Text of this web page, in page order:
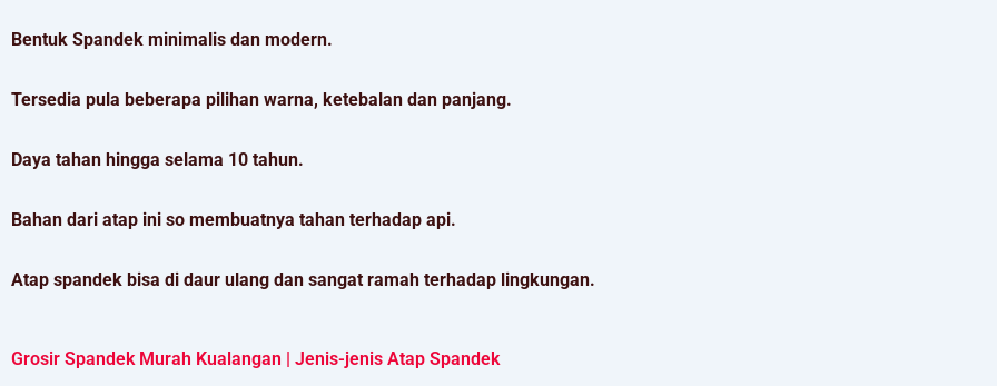
Bentuk Spandek minimalis dan modern.
Tersedia pula beberapa pilihan warna, ketebalan dan panjang.
Daya tahan hingga selama 10 tahun.
Bahan dari atap ini so membuatnya tahan terhadap api.
Atap spandek bisa di daur ulang dan sangat ramah terhadap lingkungan.
Grosir Spandek Murah Kualangan | Jenis-jenis Atap Spandek